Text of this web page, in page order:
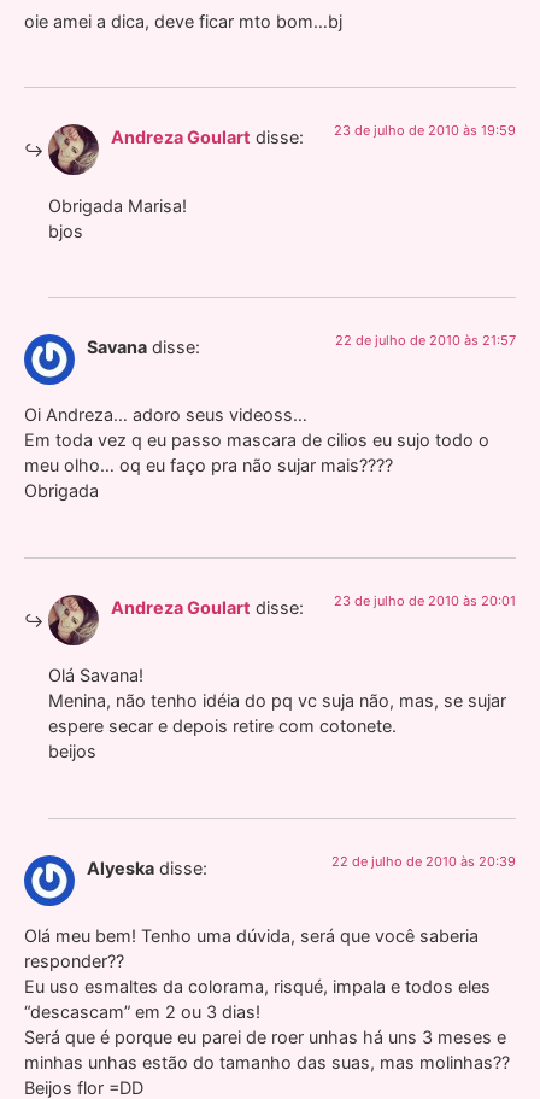
oie amei a dica, deve ficar mto bom…bj
Andreza Goulart disse: 23 de julho de 2010 às 19:59
Obrigada Marisa!
bjos
Savana disse: 22 de julho de 2010 às 21:57
Oi Andreza… adoro seus videoss…
Em toda vez q eu passo mascara de cilios eu sujo todo o
meu olho… oq eu faço pra não sujar mais????
Obrigada
Andreza Goulart disse: 23 de julho de 2010 às 20:01
Olá Savana!
Menina, não tenho idéia do pq vc suja não, mas, se sujar
espere secar e depois retire com cotonete.
beijos
Alyeska disse: 22 de julho de 2010 às 20:39
Olá meu bem! Tenho uma dúvida, será que você saberia
responder??
Eu uso esmaltes da colorama, risqué, impala e todos eles
“descascam” em 2 ou 3 dias!
Será que é porque eu parei de roer unhas há uns 3 meses e
minhas unhas estão do tamanho das suas, mas molinhas??
Beijos flor =DD